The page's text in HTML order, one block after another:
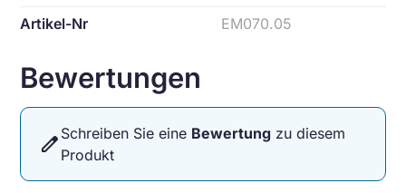
Artikel-Nr
EM070.05
Bewertungen
edit Schreiben Sie eine Bewertung zu diesem
Produkt